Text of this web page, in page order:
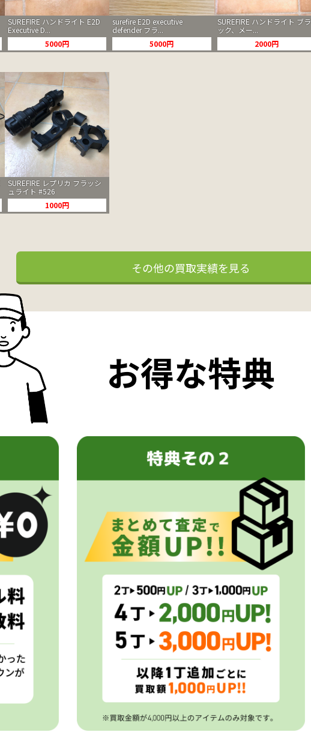
SUREFIRE ハンドライト E2D
Executive D...
5000円
surefire E2D executive
defender フラ...
5000円
SUREFIRE ハンドライト ブラ
ック、メー...
2000円
SUREFIRE レプリカ フラッシ
ュライト #526
1000円
その他の買取実績を見る
お得な特典